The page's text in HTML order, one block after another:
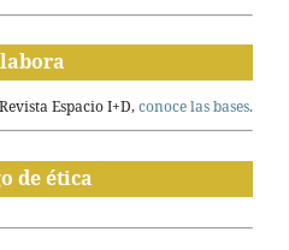
Espacio I+D,conoce las bases.
de ética